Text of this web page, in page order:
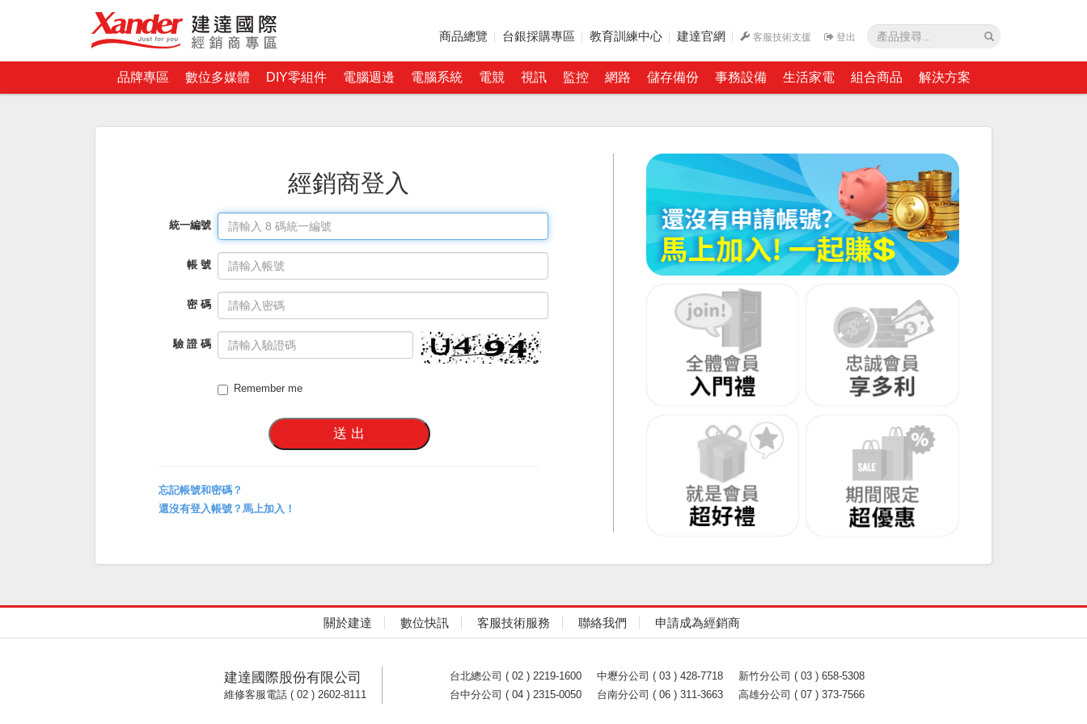
商品總覽 台銀採購專區 教育訓練中心 建達官網 客服技術支援 登出
品牌專區 數位多媒體 DIY零組件 電腦週邊 電腦系統 電競 視訊 監控 網路 儲存備份 事務設備 生活家電 組合商品 解決方案
經銷商登入
統一編號
帳 號
密 碼
驗 證 碼
Remember me
忘記帳號和密碼？
還沒有登入帳號？馬上加入！
關於建達 數位快訊 客服技術服務 聯絡我們 申請成為經銷商
建達國際股份有限公司
維修客服電話 ( 02 ) 2602-8111
台北總公司 ( 02 ) 2219-1600 中壢分公司 ( 03 ) 428-7718
新竹分公司 ( 03 ) 658-5308
台中分公司 ( 04 ) 2315-0050
台南分公司 ( 06 ) 311-3663 高雄分公司 ( 07 ) 373-7566